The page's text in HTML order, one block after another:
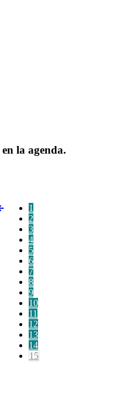
la agenda.
1
2
3
4
5
6
7
8
9
10
11
12
13
14
15